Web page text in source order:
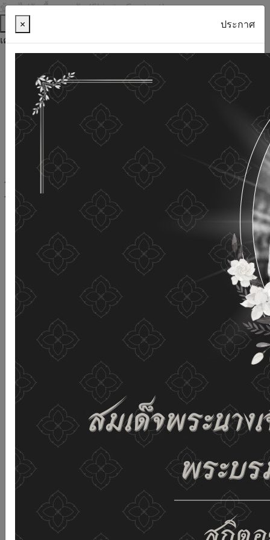
ข้ามไปยังเนื้อหาหลัก (Skip to Content)
ช่วยเหลือ
เครื่องมือการเข้าถึง
ภาษาไทย
ภาษาอังกฤษ
เพิ่มขนาดตัวอักษร
ลดขนาดตัวอักษร
ขนาดตัวอักษรปกติ
ความคมชัดสูง
ความคมชัดเชิงลบ
ความคมชัดปกติ
เปิดอ่านด้วยเสียง
ปิดอ่านด้วยเสียง
ผังเว็บไซต์
เว็บไซต์นี้ใช้คุกกี้ (Cookies)
กรมกิจการผู้สูงอายุ
ให้ความสำคัญต่อข้อมูลส่วนบุคคลของ
ท่าน เพื่อการพัฒนาและปรับปรุงเว็บไซต์ หากท่านใช้บริการ
เว็บไซต์นี้โดยไม่มีการปรับตั้งค่าใดๆ แสดงว่าท่านยินยอมที่จะ
รับคุกกี้บนเว็บไซต์ และนโยบายสิทธิส่วนบุคคลของเรา
ดูรายละเอียด ยอมรับทั้งหมด
02-659-6811 saraban@dop.mail.go.th
เปลี่ยนการแสดงผล
ก-ก
× ประกาศ